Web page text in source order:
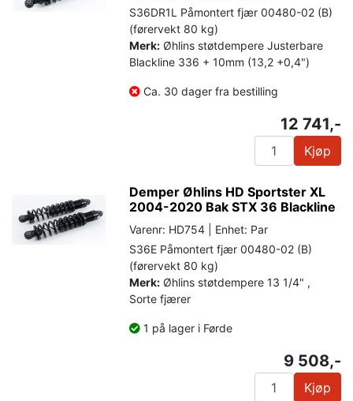
S36DR1L Påmontert fjær 00480-02 (B)
(førervekt 80 kg)
Merk: Øhlins støtdempere Justerbare
Blackline 336 + 10mm (13,2 +0,4")
Ca. 30 dager fra bestilling
12 741,-
Kjøp
Demper Øhlins HD Sportster XL
2004-2020 Bak STX 36 Blackline
Varenr: HD754 | Enhet: Par
S36E Påmontert fjær 00480-02 (B)
(førervekt 80 kg)
Merk: Øhlins støtdempere 13 1/4" ,
Sorte fjærer
1 på lager i Førde
9 508,-
Kjøp